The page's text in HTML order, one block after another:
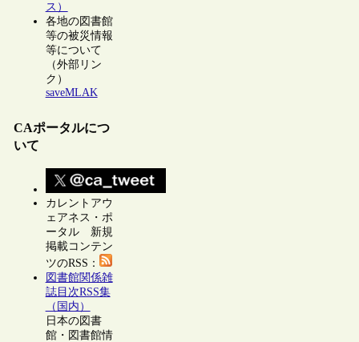
ス）
各地の図書館
等の被災情報
等について
（外部リン
ク）
saveMLAK
CAポータルにつ
いて
カレントアウ
ェアネス・ポ
ータル 新規
掲載コンテン
ツのRSS：
図書館関係雑
誌目次RSS集
（国内）
日本の図書
館・図書館情